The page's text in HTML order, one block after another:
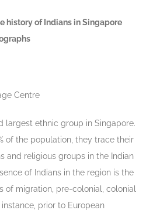
history of Indians in Singapore
Centre
largest ethnic group in Singapore.
of the population, they trace their
and religious groups in the Indian
of Indians in the region is the
of migration, pre-colonial, colonial
prior to European